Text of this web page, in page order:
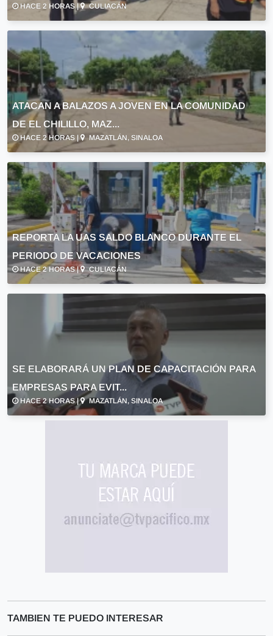
HACE 2 HORAS | CULIACÁN
ATACAN A BALAZOS A JOVEN EN LA COMUNIDAD
DE EL CHILILLO, MAZ...
HACE 2 HORAS | MAZATLÁN, SINALOA
REPORTA LA UAS SALDO BLANCO DURANTE EL
PERIODO DE VACACIONES
HACE 2 HORAS | CULIACÁN
SE ELABORARÁ UN PLAN DE CAPACITACIÓN PARA
EMPRESAS PARA EVIT...
HACE 2 HORAS | MAZATLÁN, SINALOA
TAMBIEN TE PUEDO INTERESAR